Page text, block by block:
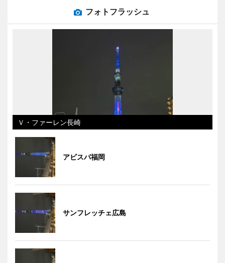
フォトフラッシュ
Ｖ・ファーレン長崎
アビスパ福岡
サンフレッチェ広島